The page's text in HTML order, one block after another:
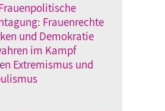
Frauenrechte
und Demokratie
im Kampf
Extremismus und